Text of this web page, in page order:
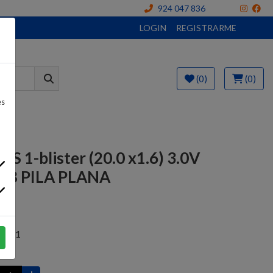
924 047 836
LOGIN REGISTRARME
(0) (0)
1-blister (20.0 x1.6) 3.0V
PILA PLANA